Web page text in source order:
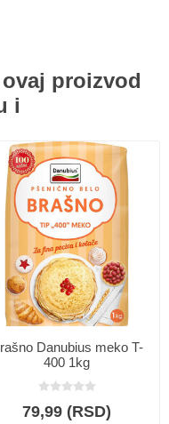
proizvod
i
Danubius meko T-
400 1kg
79,99 (RSD)